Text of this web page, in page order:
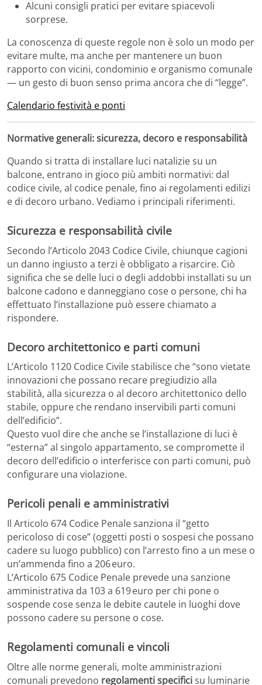
Alcuni consigli pratici per evitare spiacevoli
sorprese.
La conoscenza di queste regole non è solo un modo per
evitare multe, ma anche per mantenere un buon
rapporto con vicini, condominio e organismo comunale
— un gesto di buon senso prima ancora che di “legge”.
Calendario festività e ponti
Normative generali: sicurezza, decoro e responsabilità
Quando si tratta di installare luci natalizie su un
balcone, entrano in gioco più ambiti normativi: dal
codice civile, al codice penale, fino ai regolamenti edilizi
e di decoro urbano. Vediamo i principali riferimenti.
Sicurezza e responsabilità civile
Secondo l’Articolo 2043 Codice Civile, chiunque cagioni
un danno ingiusto a terzi è obbligato a risarcire. Ciò
significa che se delle luci o degli addobbi installati su un
balcone cadono e danneggiano cose o persone, chi ha
effettuato l’installazione può essere chiamato a
rispondere.
Decoro architettonico e parti comuni
L’Articolo 1120 Codice Civile stabilisce che “sono vietate
innovazioni che possano recare pregiudizio alla
stabilità, alla sicurezza o al decoro architettonico dello
stabile, oppure che rendano inservibili parti comuni
dell’edificio”.
Questo vuol dire che anche se l’installazione di luci è
“esterna” al singolo appartamento, se compromette il
decoro dell’edificio o interferisce con parti comuni, può
configurare una violazione.
Pericoli penali e amministrativi
Il Articolo 674 Codice Penale sanziona il “getto
pericoloso di cose” (oggetti posti o sospesi che possano
cadere su luogo pubblico) con l’arresto fino a un mese o
un’ammenda fino a 206 euro.
L’Articolo 675 Codice Penale prevede una sanzione
amministrativa da 103 a 619 euro per chi pone o
sospende cose senza le debite cautele in luoghi dove
possono cadere su persone o cose.
Regolamenti comunali e vincoli
Oltre alle norme generali, molte amministrazioni
comunali prevedono regolamenti specificisu luminarie